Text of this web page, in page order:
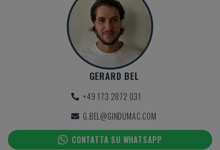
GERARD BEL
+49 173 2872 031
G.BEL@GINDUMAC.COM
CONTATTA SU WHATSAPP